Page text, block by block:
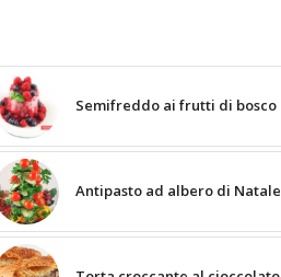
Semifreddo ai frutti di bosco
Antipasto ad albero di Natale